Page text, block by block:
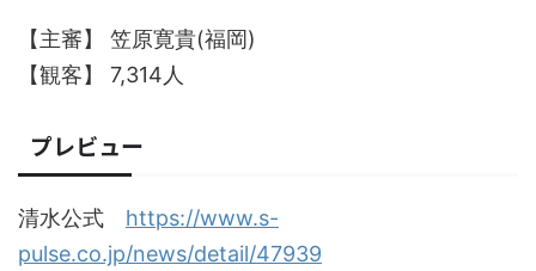
【主審】 笠原寛貴(福岡)
【観客】 7,314人
プレビュー
清水公式 https://www.s-
pulse.co.jp/news/detail/47939